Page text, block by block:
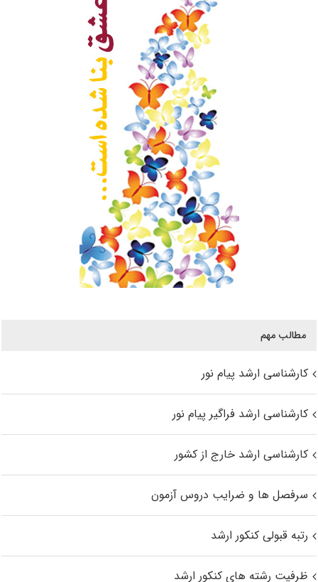
مطالب مهم
کارشناسی ارشد پیام نور
کارشناسی ارشد فراگیر پیام نور
کارشناسی ارشد خارج از کشور
سرفصل ها و ضرایب دروس آزمون
رتبه قبولی کنکور ارشد
ظرفیت رشته های کنکور ارشد